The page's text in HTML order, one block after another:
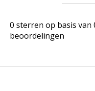
0 sterren op basis van
beoordelingen